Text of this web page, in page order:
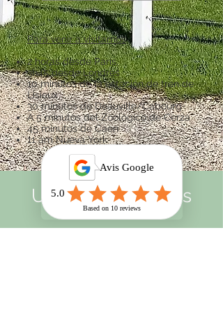
Para venir a visitarnos
2 horas desde París,
3h45 desde Londres
10 minutos de la estación de tren de
Lisieux
30 minutos de Deauville/Cabourg
A 5 minutos del Zoológico de Cerza
45 minutos de Caen
11 am Nueva York
Unirse a nosotros